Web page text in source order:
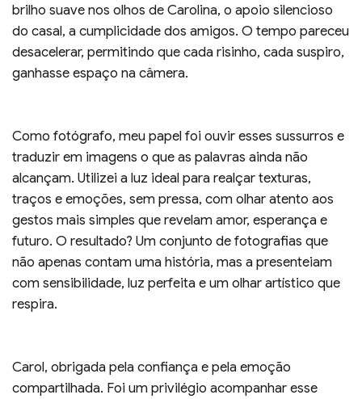
brilho suave nos olhos de Carolina, o apoio silencioso
do casal, a cumplicidade dos amigos. O tempo pareceu
desacelerar, permitindo que cada risinho, cada suspiro,
ganhasse espaço na câmera.
Como fotógrafo, meu papel foi ouvir esses sussurros e
traduzir em imagens o que as palavras ainda não
alcançam. Utilizei a luz ideal para realçar texturas,
traços e emoções, sem pressa, com olhar atento aos
gestos mais simples que revelam amor, esperança e
futuro. O resultado? Um conjunto de fotografias que
não apenas contam uma história, mas a presenteiam
com sensibilidade, luz perfeita e um olhar artístico que
respira.
Carol, obrigada pela confiança e pela emoção
compartilhada. Foi um privilégio acompanhar esse